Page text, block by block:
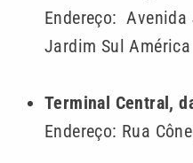
Endereço: Avenida
Jardim Sul América
Terminal Central,
Endereço: Rua